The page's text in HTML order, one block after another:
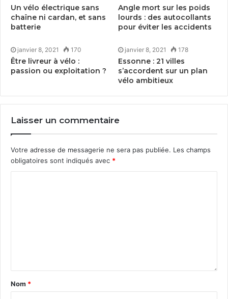
Un vélo électrique sans
chaîne ni cardan, et sans
batterie
Angle mort sur les poids
lourds : des autocollants
pour éviter les accidents
janvier 8, 2021 170
Être livreur à vélo :
passion ou exploitation ?
janvier 8, 2021 178
Essonne : 21 villes
s’accordent sur un plan
vélo ambitieux
Laisser un commentaire
Votre adresse de messagerie ne sera pas publiée. Les champs
obligatoires sont indiqués avec *
Nom *